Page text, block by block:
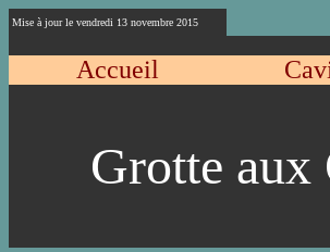
Mise à jour le vendredi 13 novembre 2015
Accueil
Grotte aux